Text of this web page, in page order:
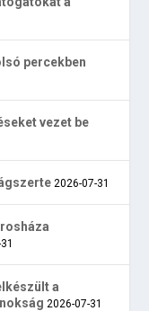
percekben
vezet be
2026-07-31
a
2026-07-31